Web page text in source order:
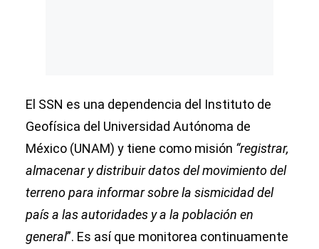
El SSN es una dependencia del Instituto de
Geofísica del Universidad Autónoma de
México (UNAM) y tiene como misión “registrar,
almacenar y distribuir datos del movimiento del
terreno para informar sobre la sismicidad del
país a las autoridades y a la población en
general”. Es así que monitorea continuamente